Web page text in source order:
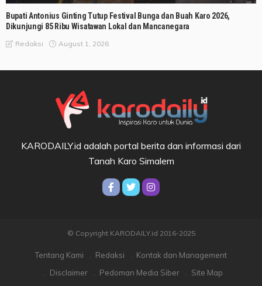
Bupati Antonius Ginting Tutup Festival Bunga dan Buah Karo 2026,
Dikunjungi 85 Ribu Wisatawan Lokal dan Mancanegara
Redaksi August 1, 2026
KARODAILY.id adalah portal berita dan informasi dari
Tanah Karo Simalem
© Copyright KARODAILY.id 2016-2025
Tentang Kami Redaksi
Kontak dan Management
Disclaimer
Pedoman Media Siber Site Map